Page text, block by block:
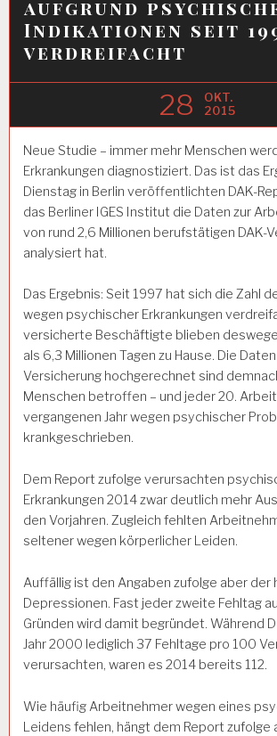
aufgrund
Indikationen seit
verdreifacht
28
OKT.
2015
Neue Studie – immer mehr Menschen
Erkrankungen diagnostiziert. Das ist das
Dienstag in Berlin veröffentlichten DAK-
das Berliner IGES Institut die Daten zur
von rund 2,6 Millionen berufstätigen DAK-
analysiert hat.
Das Ergebnis: Seit 1997 hat sich die Zahl
wegen psychischer Erkrankungen
versicherte Beschäftigte blieben
als 6,3 Millionen Tagen zu Hause. Die
Versicherung hochgerechnet sind
Menschen betroffen – und jeder 20.
vergangenen Jahr wegen psychischer
krankgeschrieben.
Dem Report zufolge verursachten
Erkrankungen 2014 zwar deutlich mehr
den Vorjahren. Zugleich fehlten
seltener wegen körperlicher Leiden.
Auffällig ist den Angaben zufolge aber der
Depressionen. Fast jeder zweite Fehltag
Gründen wird damit begründet. Während
Jahr 2000 lediglich 37 Fehltage pro 100
verursachten, waren es 2014 bereits 112.
Wie häufig Arbeitnehmer wegen eines
Leidens fehlen, hängt dem Report zufolge